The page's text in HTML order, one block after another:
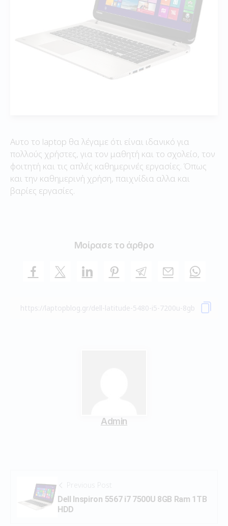
Αυτο το laptop θα λέγαμε ότι είναι ιδανικό για
πολλούς χρήστες, για τον μαθητή και το σχολείο, τον
φοιτητή και τις απλές καθημερινές εργασίες. Όπως
και την καθημερινή χρήση, παιχνίδια αλλα και
βαρίες εργασίες.
Μοίρασε το άρθρο
Admin
Previous Post
Dell Inspiron 5567 i7 7500U 8GB Ram 1TB
HDD